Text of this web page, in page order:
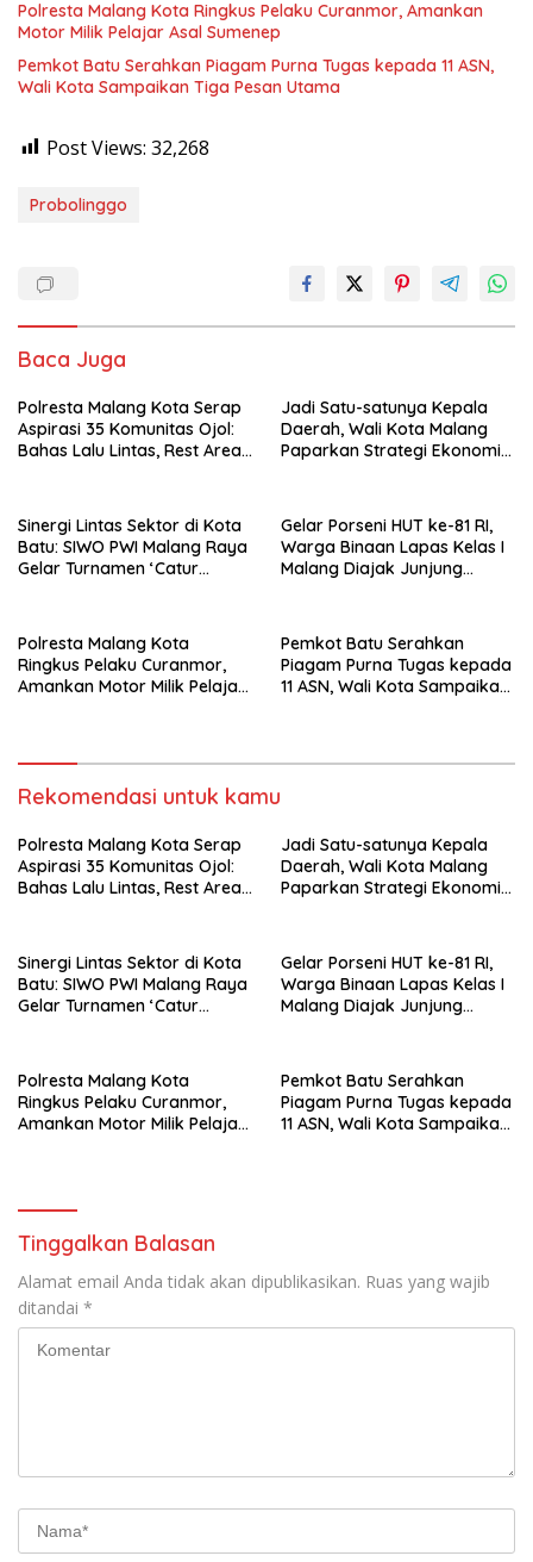
Polresta Malang Kota Ringkus Pelaku Curanmor, Amankan
Motor Milik Pelajar Asal Sumenep
Pemkot Batu Serahkan Piagam Purna Tugas kepada 11 ASN,
Wali Kota Sampaikan Tiga Pesan Utama
Post Views: 32,268
Probolinggo
Baca Juga
Polresta Malang Kota Serap
Aspirasi 35 Komunitas Ojol:
Bahas Lalu Lintas, Rest Area,
Jadi Satu-satunya Kepala
Daerah, Wali Kota Malang
Paparkan Strategi Ekonomi
Sinergi Lintas Sektor di Kota
Batu: SIWO PWI Malang Raya
Gelar Turnamen ‘Catur
Gelar Porseni HUT ke-81 RI,
Warga Binaan Lapas Kelas I
Malang Diajak Junjung
Polresta Malang Kota
Ringkus Pelaku Curanmor,
Amankan Motor Milik Pelajar
Pemkot Batu Serahkan
Piagam Purna Tugas kepada
11 ASN, Wali Kota Sampaikan
Rekomendasi untuk kamu
Polresta Malang Kota Serap
Aspirasi 35 Komunitas Ojol:
Bahas Lalu Lintas, Rest Area,
Jadi Satu-satunya Kepala
Daerah, Wali Kota Malang
Paparkan Strategi Ekonomi
Sinergi Lintas Sektor di Kota
Batu: SIWO PWI Malang Raya
Gelar Turnamen ‘Catur
Gelar Porseni HUT ke-81 RI,
Warga Binaan Lapas Kelas I
Malang Diajak Junjung
Polresta Malang Kota
Ringkus Pelaku Curanmor,
Amankan Motor Milik Pelajar
Pemkot Batu Serahkan
Piagam Purna Tugas kepada
11 ASN, Wali Kota Sampaikan
Tinggalkan Balasan
Alamat email Anda tidak akan dipublikasikan. Ruas yang wajib
ditandai *